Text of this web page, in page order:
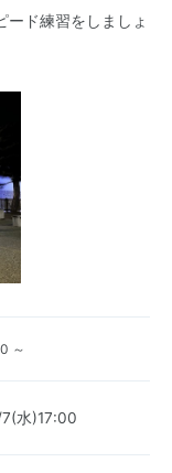
ド練習をしましょ
～
水)17:00